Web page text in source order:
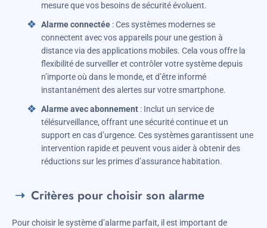
mesure que vos besoins de sécurité évoluent.
Alarme connectée : Ces systèmes modernes se
connectent avec vos appareils pour une gestion à
distance via des applications mobiles. Cela vous offre la
flexibilité de surveiller et contrôler votre système depuis
n’importe où dans le monde, et d’être informé
instantanément des alertes sur votre smartphone.
Alarme avec abonnement : Inclut un service de
télésurveillance, offrant une sécurité continue et un
support en cas d’urgence. Ces systèmes garantissent une
intervention rapide et peuvent vous aider à obtenir des
réductions sur les primes d’assurance habitation.
Critères pour choisir son alarme
Pour choisir le système d’alarme parfait, il est important de